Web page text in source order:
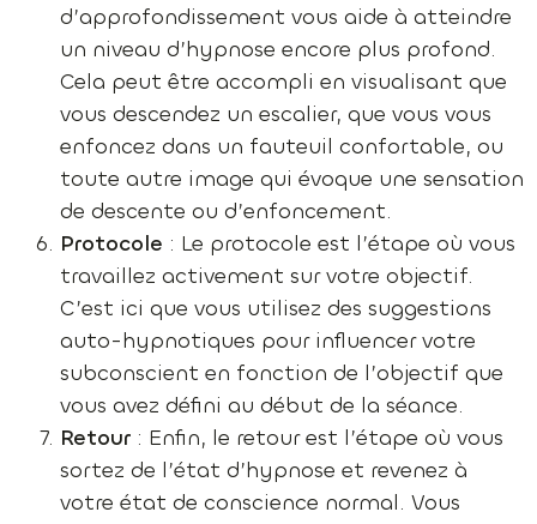
d’approfondissement vous aide à atteindre
un niveau d’hypnose encore plus profond.
Cela peut être accompli en visualisant que
vous descendez un escalier, que vous vous
enfoncez dans un fauteuil confortable, ou
toute autre image qui évoque une sensation
de descente ou d’enfoncement.
Protocole : Le protocole est l’étape où vous
travaillez activement sur votre objectif.
C’est ici que vous utilisez des suggestions
auto-hypnotiques pour influencer votre
subconscient en fonction de l’objectif que
vous avez défini au début de la séance.
Retour : Enfin, le retour est l’étape où vous
sortez de l’état d’hypnose et revenez à
votre état de conscience normal. Vous